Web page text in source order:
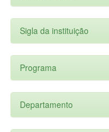
Sigla da instituição
Programa
Departamento